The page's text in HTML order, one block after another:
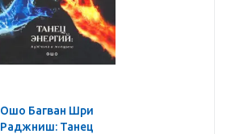
Ошо Багван Шри
Раджниш: Танец